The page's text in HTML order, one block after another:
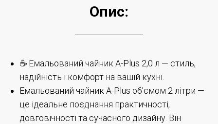
Опис:
☕ Емальований чайник A-Plus 2,0 л — стиль,
надійність і комфорт на вашій кухні.
Емальований чайник A-Plus об’ємом 2 літри —
це ідеальне поєднання практичності,
довговічності та сучасного дизайну. Він